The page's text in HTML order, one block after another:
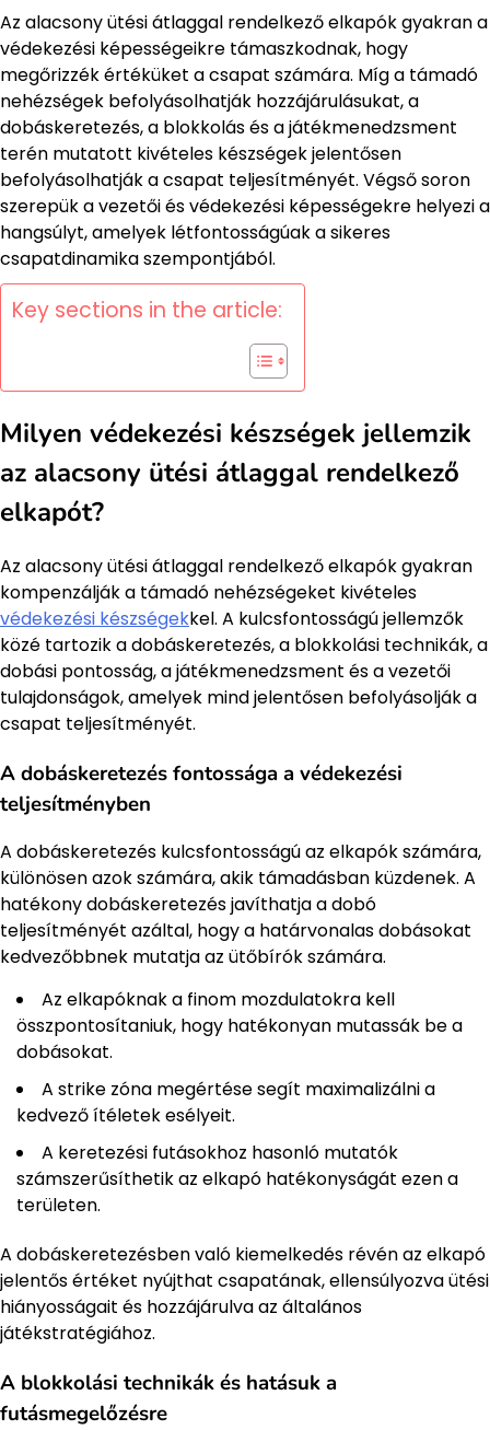
Az alacsony ütési átlaggal rendelkező elkapók gyakran a
védekezési képességeikre támaszkodnak, hogy
megőrizzék értéküket a csapat számára. Míg a támadó
nehézségek befolyásolhatják hozzájárulásukat, a
dobáskeretezés, a blokkolás és a játékmenedzsment
terén mutatott kivételes készségek jelentősen
befolyásolhatják a csapat teljesítményét. Végső soron
szerepük a vezetői és védekezési képességekre helyezi a
hangsúlyt, amelyek létfontosságúak a sikeres
csapatdinamika szempontjából.
Key sections in the article:
Milyen védekezési készségek jellemzik
az alacsony ütési átlaggal rendelkező
elkapót?
Az alacsony ütési átlaggal rendelkező elkapók gyakran
kompenzálják a támadó nehézségeket kivételes
védekezési készségekkel. A kulcsfontosságú jellemzők
közé tartozik a dobáskeretezés, a blokkolási technikák, a
dobási pontosság, a játékmenedzsment és a vezetői
tulajdonságok, amelyek mind jelentősen befolyásolják a
csapat teljesítményét.
A dobáskeretezés fontossága a védekezési
teljesítményben
A dobáskeretezés kulcsfontosságú az elkapók számára,
különösen azok számára, akik támadásban küzdenek. A
hatékony dobáskeretezés javíthatja a dobó
teljesítményét azáltal, hogy a határvonalas dobásokat
kedvezőbbnek mutatja az ütőbírók számára.
Az elkapóknak a finom mozdulatokra kell
összpontosítaniuk, hogy hatékonyan mutassák be a
dobásokat.
A strike zóna megértése segít maximalizálni a
kedvező ítéletek esélyeit.
A keretezési futásokhoz hasonló mutatók
számszerűsíthetik az elkapó hatékonyságát ezen a
területen.
A dobáskeretezésben való kiemelkedés révén az elkapó
jelentős értéket nyújthat csapatának, ellensúlyozva ütési
hiányosságait és hozzájárulva az általános
játékstratégiához.
A blokkolási technikák és hatásuk a
futásmegelőzésre